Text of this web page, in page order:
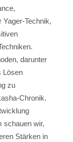
Technik,
darunter
Lösen
zu
Chronik.
schauen wir,
Stärken in